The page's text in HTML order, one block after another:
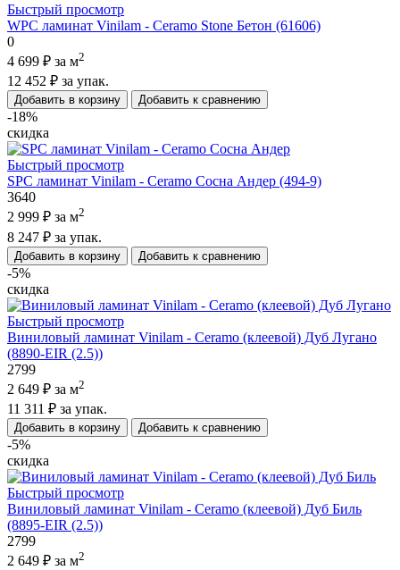
Быстрый просмотр
WPC ламинат Vinilam - Ceramo Stone Бетон (61606)
0
4 699 ₽ за м2
12 452 ₽ за упак.
Добавить в корзину Добавить к сравнению
-18%
скидка
Быстрый просмотр
SPC ламинат Vinilam - Ceramo Сосна Андер (494-9)
3640
2 999 ₽ за м2
8 247 ₽ за упак.
Добавить в корзину Добавить к сравнению
-5%
скидка
Быстрый просмотр
Виниловый ламинат Vinilam - Ceramo (клеевой) Дуб Лугано
(8890-EIR (2.5))
2799
2 649 ₽ за м2
11 311 ₽ за упак.
Добавить в корзину Добавить к сравнению
-5%
скидка
Быстрый просмотр
Виниловый ламинат Vinilam - Ceramo (клеевой) Дуб Биль
(8895-EIR (2.5))
2799
2 649 ₽ за м2